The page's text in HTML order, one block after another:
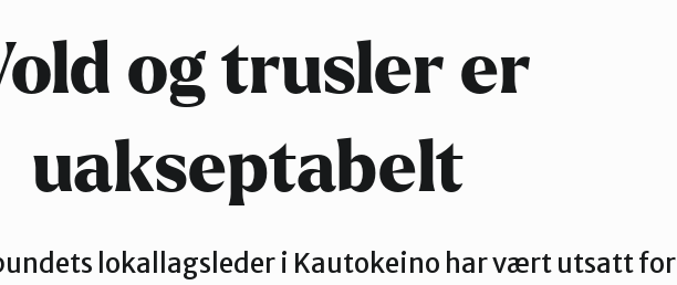
Tana og Varanger
og trusler er
uakseptabelt
lokallagsleder i Kautokeino har vært utsatt for